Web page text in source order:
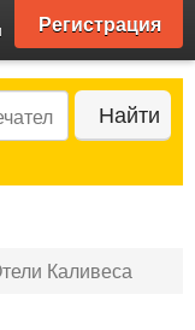
Регистрация
Найти
Каливеса